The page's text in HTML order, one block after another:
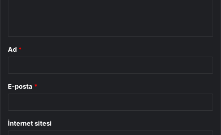
Ad *
E-posta *
İnternet sitesi